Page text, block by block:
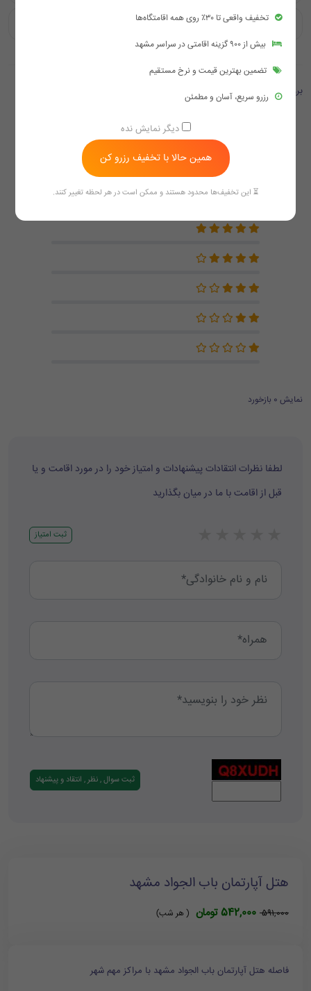
چگونه می توان اتاق در هتل باب الجواد مشهد رزرو کرد؟
بررسی ها
4.0
بر اساس 7 بازخورد
نمایش 0 بازخورد
لطفا نظرات انتقادات پیشنهادات و امتیاز خود را در مورد اقامت و یا
قبل از اقامت با ما در میان بگذارید
ثبت امتیاز
هتل آپارتمان باب الجواد مشهد
591,000 542,000 تومان ( هر شب)
فاصله هتل آپارتمان باب الجواد مشهد با مراکز مهم شهر
تخفیف واقعی تا ۳۰٪ روی همه اقامتگاه‌ها
بیش از ۹۰۰ گزینه اقامتی در سراسر مشهد
تضمین بهترین قیمت و نرخ مستقیم
رزرو سریع، آسان و مطمئن
دیگر نمایش نده
همین حالا با تخفیف رزرو کن
⏳ این تخفیف‌ها محدود هستند و ممکن است در هر لحظه تغییر کنند.